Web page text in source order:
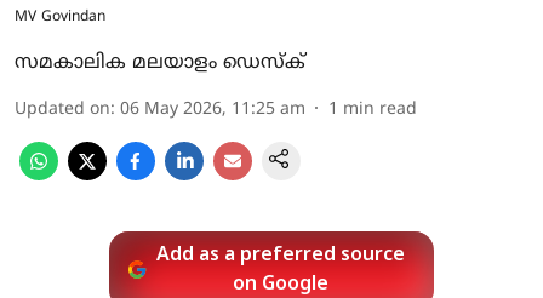
MV Govindan
സമകാലിക മലയാളം ഡെസ്ക്
Updated on: 06 May 2026, 11:25 am 1 min read
Add as a preferred source
on Google